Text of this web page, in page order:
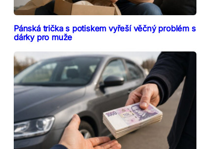
Pánská trička s potiskem vyřeší věčný problém s
dárky pro muže